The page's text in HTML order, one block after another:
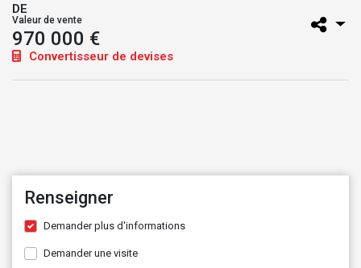
DE
Valeur de vente
970 000 €
Convertisseur de devises
Renseigner
Demander plus d'informations
Demander une visite